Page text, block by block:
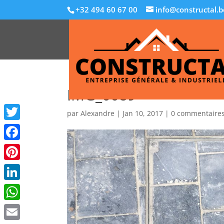
+32 494 60 67 00
IMG_0089
parAlexandre | Jan 10, 2017 |0
Twitter
Facebook
Pinterest
LinkedIn
WhatsApp